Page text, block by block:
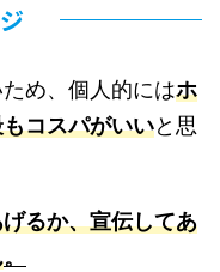
め、個人的にはホ
コスパがいいと思
るか、宣伝してあ
。